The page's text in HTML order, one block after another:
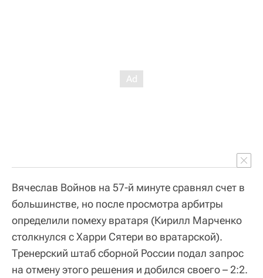
Вячеслав Войнов на 57-й минуте сравнял счет в
большинстве, но после просмотра арбитры
определили помеху вратаря (Кирилл Марченко
столкнулся с Харри Сятери во вратарской).
Тренерский штаб сборной России подал запрос
на отмену этого решения и добился своего – 2:2.